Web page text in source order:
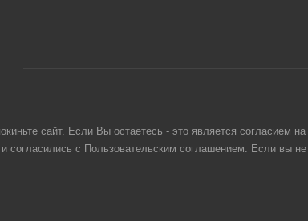
сайт. Если Вы остаетесь - это является согласием
с Пользовательским соглашением. Если вы